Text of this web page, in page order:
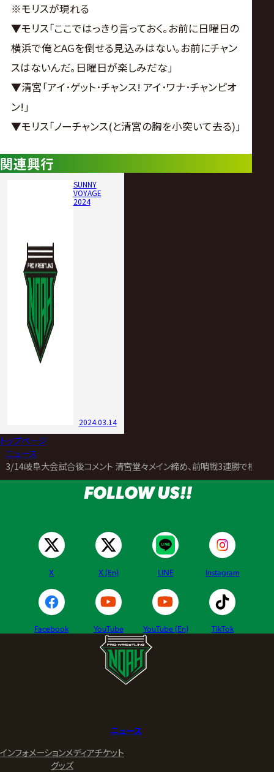
※モリスが現れる
▼モリス｢ここではっきり言っておく｡お前に日曜日の
横浜で俺とAGを倒せる見込みはない｡お前にチャン
スはないんだ｡日曜日が楽しみだな｣
▼清宮｢アイ･ゲット･チャンス! アイ･ワナ･チャンピオ
ン!｣
▼モリス｢ノーチャンス(と清宮の胸を小突いて去る)｣
関連興行
SUNNY
VOYAGE
2024
2024.03.14
トップページ
ニュース
3/14岐阜大会試合後コメント 清宮堂々メイン締め、前哨戦3連勝で横浜
FOLLOW US!!
X X (En) LINE Instagram
Facebook YouTube YouTube (En) TikTok
ニュース
インフォメーションメディアチケット
グッズ